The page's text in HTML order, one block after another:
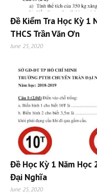
Đề Kiểm Tra Học Kỳ 1
THCS Trần Văn Ơn
June 25, 2020
Đề Học Kỳ 1 Năm Học
Đại Nghĩa
June 25, 2020